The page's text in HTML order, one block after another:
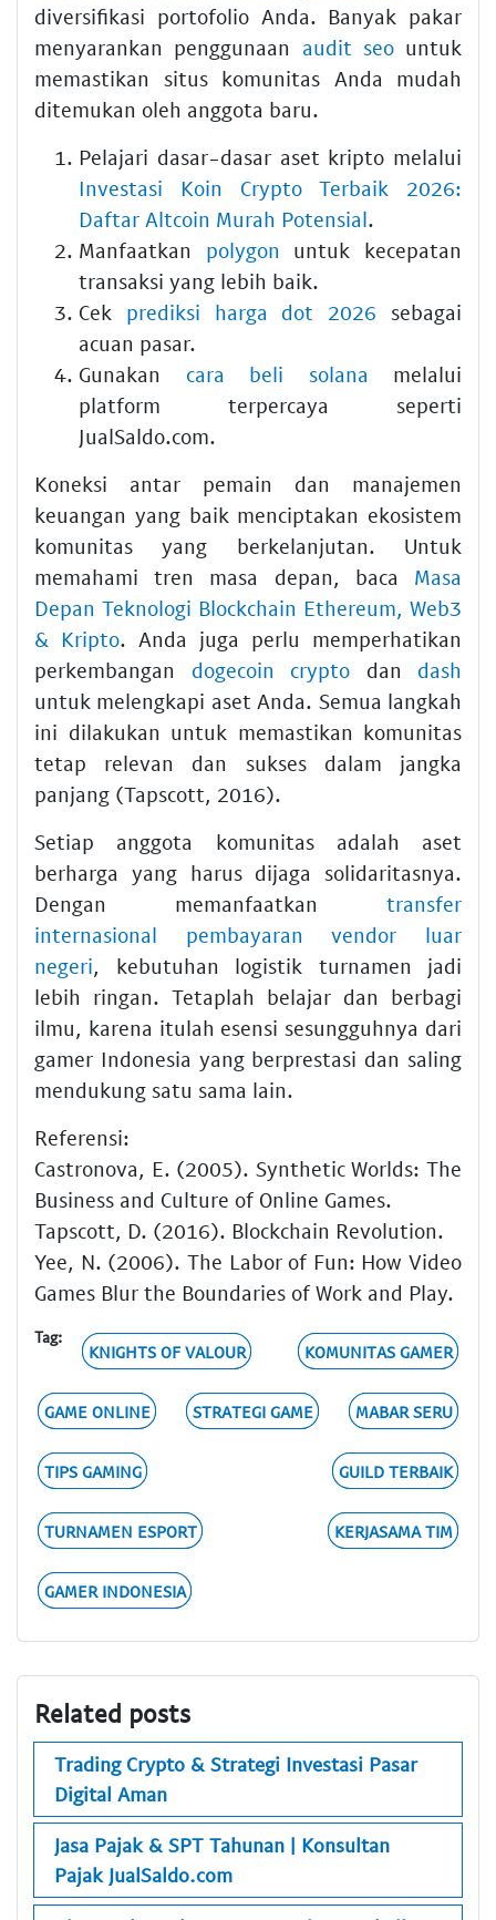
diversifikasi portofolio Anda. Banyak pakar
menyarankan penggunaan audit seountuk
memastikan situs komunitas Anda mudah
ditemukan oleh anggota baru.
Pelajari dasar-dasar aset kripto melalui
Investasi Koin Crypto Terbaik 2026:
Daftar Altcoin Murah Potensial.
Manfaatkan polygon untuk kecepatan
transaksi yang lebih baik.
Cek prediksi harga dot 2026 sebagai
acuan pasar.
Gunakan cara beli solana melalui
platform terpercaya seperti
JualSaldo.com.
Koneksi antar pemain dan manajemen
keuangan yang baik menciptakan ekosistem
komunitas yang berkelanjutan. Untuk
memahami tren masa depan, baca Masa
Depan Teknologi Blockchain Ethereum, Web3
& Kripto. Anda juga perlu memperhatikan
perkembangan dogecoin crypto dan dash
untuk melengkapi aset Anda. Semua langkah
ini dilakukan untuk memastikan komunitas
tetap relevan dan sukses dalam jangka
panjang (Tapscott, 2016).
Setiap anggota komunitas adalah aset
berharga yang harus dijaga solidaritasnya.
Dengan memanfaatkan transfer
internasional pembayaran vendor luar
negeri, kebutuhan logistik turnamen jadi
lebih ringan. Tetaplah belajar dan berbagi
ilmu, karena itulah esensi sesungguhnya dari
gamer Indonesia yang berprestasi dan saling
mendukung satu sama lain.
Referensi:
Castronova, E. (2005). Synthetic Worlds: The
Business and Culture of Online Games.
Tapscott, D. (2016). Blockchain Revolution.
Yee, N. (2006). The Labor of Fun: How Video
Games Blur the Boundaries of Work and Play.
Tag:
KNIGHTS OF VALOUR KOMUNITAS GAMER
GAME ONLINE STRATEGI GAME MABAR SERU
TIPS GAMING GUILD TERBAIK
TURNAMEN ESPORT KERJASAMA TIM
GAMER INDONESIA
Related posts
Trading Crypto & Strategi Investasi Pasar
Digital Aman
Jasa Pajak & SPT Tahunan | Konsultan
Pajak JualSaldo.com